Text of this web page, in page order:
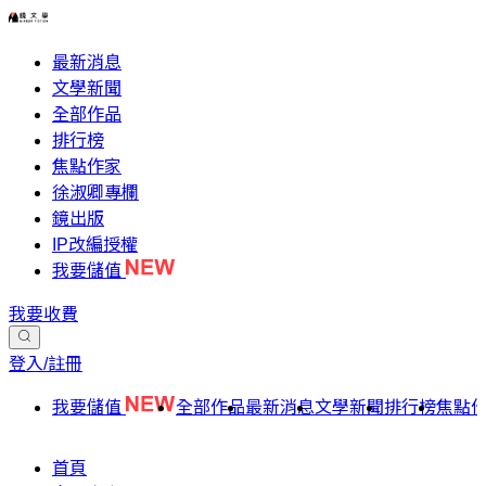
最新消息
文學新聞
全部作品
排行榜
焦點作家
徐淑卿專欄
鏡出版
IP改編授權
我要儲值
我要收費
登入/註冊
我要儲值 全部作品最新消息文學新聞排行榜焦點
首頁